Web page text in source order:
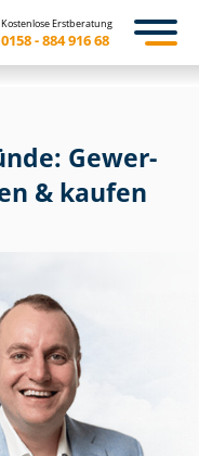
Kostenlose Erstberatung
0158 - 884 916 68
Ge­wer­
& kaufen